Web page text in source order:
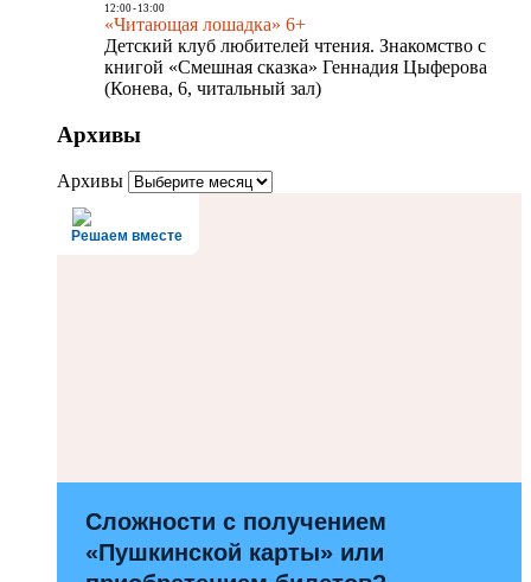
12:00- 13:00
«Читающая лошадка» 6+
Детский клуб любителей чтения. Знакомство с
книгой «Смешная сказка» Геннадия Цыферова
(Конева, 6, читальный зал)
Архивы
Архивы
Решаем вместе
Сложности с получением
«Пушкинской карты» или